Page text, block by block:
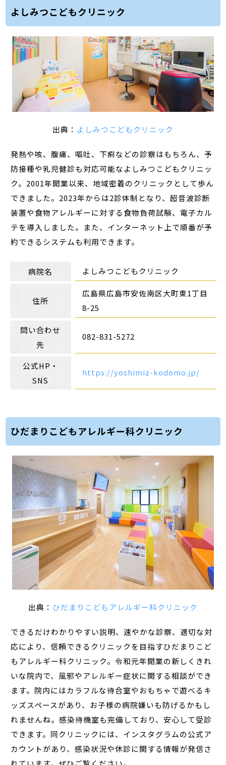
よしみつこどもクリニック
出典： よしみつこどもクリニック
発熱や咳、腹痛、嘔吐、下痢などの診察はもちろん、予
防接種や乳児健診も対応可能なよしみつこどもクリニッ
ク。2001年開業以来、地域密着のクリニックとして歩ん
できました。2023年からは2診体制となり、超音波診断
装置や食物アレルギーに対する食物負荷試験、電子カル
テを導入しました。また、インターネット上で順番が予
約できるシステムも利用できます。
病院名 よしみつこどもクリニック
住所
広島県広島市安佐南区大町東1丁目
8-25
問い合わせ
先
082-831-5272
公式HP・
SNS
https://yoshimiz-kodomo.jp/
ひだまりこどもアレルギー科クリニック
出典： ひだまりこどもアレルギー科クリニック
できるだけわかりやすい説明、速やかな診察、適切な対
応により、信頼できるクリニックを目指すひだまりこど
もアレルギー科クリニック。令和元年開業の新しくきれ
いな院内で、風邪やアレルギー症状に関する相談ができ
ます。院内にはカラフルな待合室やおもちゃで遊べるキ
ッズスペースがあり、お子様の病院嫌いも防げるかもし
れませんね。感染待機室も完備しており、安心して受診
できます。同クリニックには、インスタグラムの公式ア
カウントがあり、感染状況や休診に関する情報が発信さ